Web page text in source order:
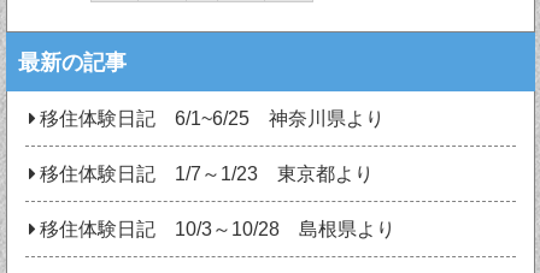
最新の記事
移住体験日記 6/1~6/25 神奈川県より
移住体験日記 1/7～1/23 東京都より
移住体験日記 10/3～10/28 島根県より